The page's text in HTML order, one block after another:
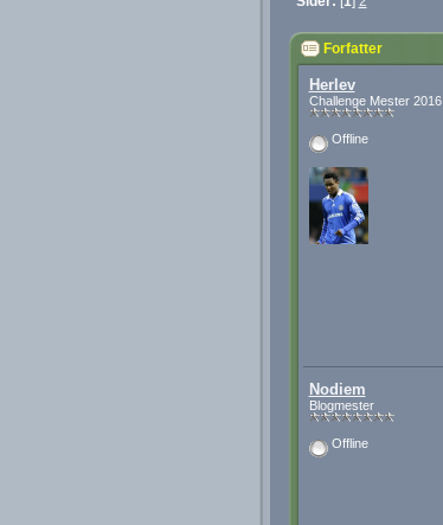
Forfatter
Herlev
Challenge Mester 2016
Offline
Nodiem
Blogmester
Offline